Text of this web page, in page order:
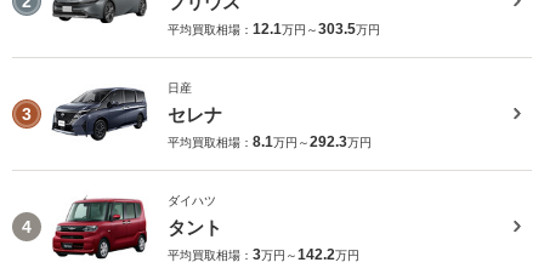
平均買取相場： 12.1万円～303.5万円
3
日産
セレナ
平均買取相場： 8.1万円～292.3万円
4
ダイハツ
タント
平均買取相場： 3万円～142.2万円